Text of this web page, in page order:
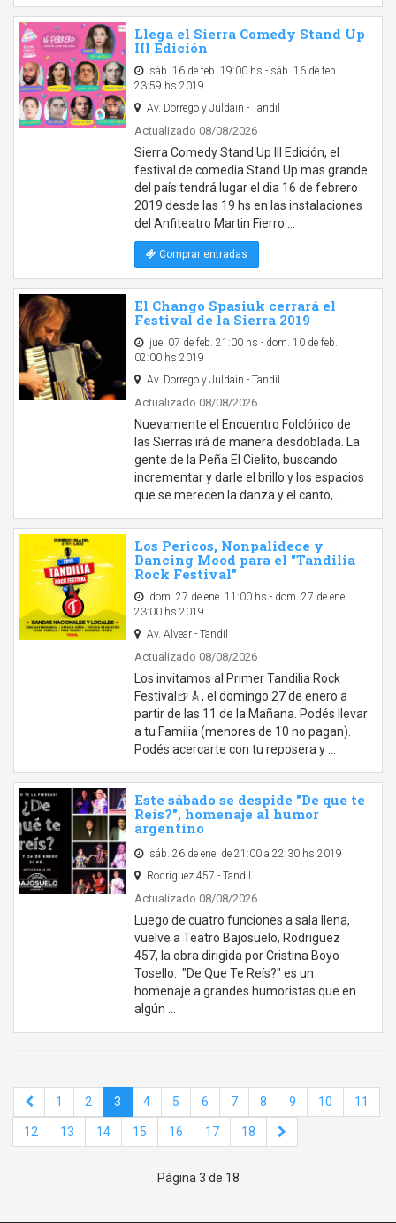
Llega el Sierra Comedy Stand Up
III Edición
sáb. 16 de feb. 19:00 hs - sáb. 16 de feb.
23:59 hs 2019
Av. Dorrego y Juldain - Tandil
Actualizado 08/08/2026
Sierra Comedy Stand Up III Edición, el
festival de comedia Stand Up mas grande
del país tendrá lugar el dia 16 de febrero
2019 desde las 19 hs en las instalaciones
del Anfiteatro Martin Fierro …
Comprar entradas
El Chango Spasiuk cerrará el
Festival de la Sierra 2019
jue. 07 de feb. 21:00 hs - dom. 10 de feb.
02:00 hs 2019
Av. Dorrego y Juldain - Tandil
Actualizado 08/08/2026
Nuevamente el Encuentro Folclórico de
las Sierras irá de manera desdoblada. La
gente de la Peña El Cielito, buscando
incrementar y darle el brillo y los espacios
que se merecen la danza y el canto, …
Los Pericos, Nonpalidece y
Dancing Mood para el "Tandilia
Rock Festival"
dom. 27 de ene. 11:00 hs - dom. 27 de ene.
23:00 hs 2019
Av. Alvear - Tandil
Actualizado 08/08/2026
Los invitamos al Primer Tandilia Rock
Festival🍺🎸, el domingo 27 de enero a
partir de las 11 de la Mañana. Podés llevar
a tu Familia (menores de 10 no pagan).
Podés acercarte con tu reposera y …
Este sábado se despide "De que te
Reís?", homenaje al humor
argentino
sáb. 26 de ene. de 21:00 a 22:30 hs 2019
Rodriguez 457 - Tandil
Actualizado 08/08/2026
Luego de cuatro funciones a sala llena,
vuelve a Teatro Bajosuelo, Rodriguez
457, la obra dirigida por Cristina Boyo
Tosello. "De Que Te Reís?" es un
homenaje a grandes humoristas que en
algún …
1 2 3 4 5 6 7 8 9 10 11
12 13 14 15 16 17 18
Página 3 de 18